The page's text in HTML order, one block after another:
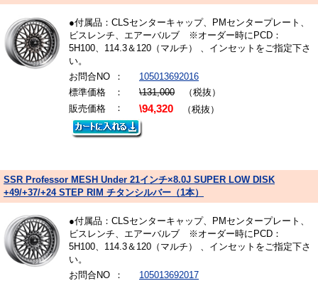
●付属品：CLSセンターキャップ、PMセンタープレート、
ビスレンチ、エアーバルブ ※オーダー時にPCD：
5H100、114.3＆120（マルチ） 、インセットをご指定下さ
い。
お問合NO
：
105013692016
標準価格
： \131,000 （税抜）
販売価格
： \94,320 （税抜）
SSR Professor MESH Under 21インチ×8.0J SUPER LOW DISK
+49/+37/+24 STEP RIM チタンシルバー（1本）
●付属品：CLSセンターキャップ、PMセンタープレート、
ビスレンチ、エアーバルブ ※オーダー時にPCD：
5H100、114.3＆120（マルチ） 、インセットをご指定下さ
い。
お問合NO
：
105013692017